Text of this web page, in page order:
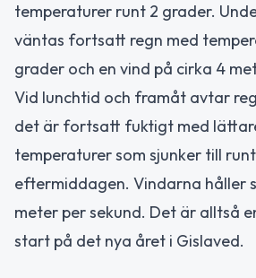
temperaturer runt 2 grader.
väntas fortsatt regn med
grader och en vind på cirka 4
Vid lunchtid och framåt avtar
det är fortsatt fuktigt med
temperaturer som sjunker till
eftermiddagen. Vindarna håller
meter per sekund. Det är alltså
start på det nya året i Gislaved.